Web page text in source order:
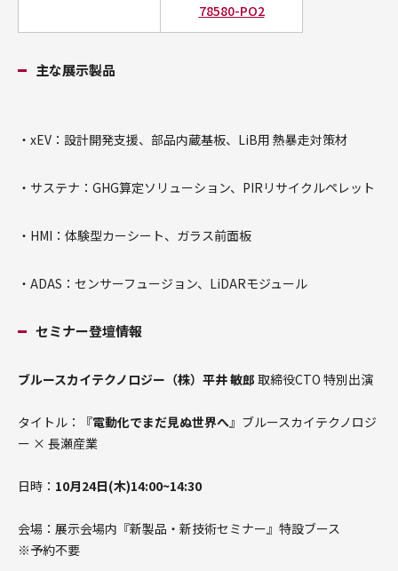
78580-PO2
主な展示製品
・xEV：設計開発支援、部品内蔵基板、LiB用 熱暴走対策材
・サステナ：GHG算定ソリューション、PIRリサイクルペレット
・HMI：体験型カーシート、ガラス前面板
・ADAS：センサーフュージョン、LiDARモジュール
セミナー登壇情報
ブルースカイテクノロジー（株）平井 敏郎 取締役CTO 特別出演
タイトル：『電動化でまだ見ぬ世界へ』ブルースカイテクノロジ
ー × 長瀬産業
日時： 10月24日(木)14:00~14:30
会場：展示会場内『新製品・新技術セミナー』特設ブース
※予約不要